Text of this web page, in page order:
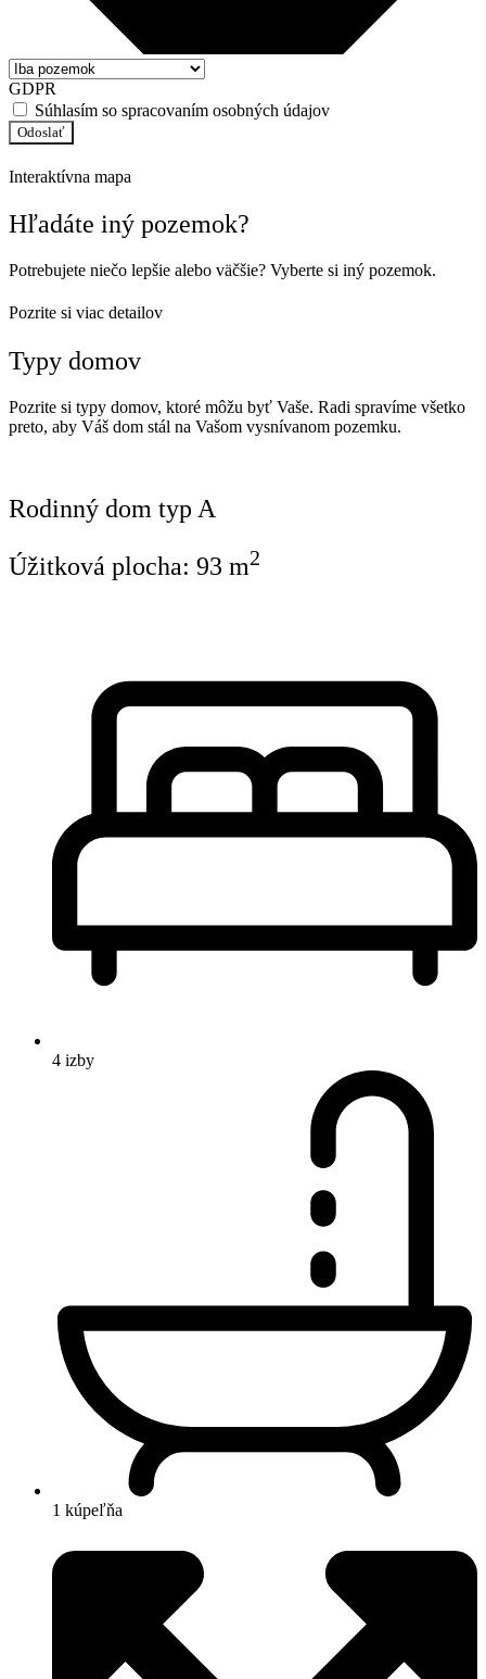
GDPR
Súhlasím so spracovaním osobných údajov
Odoslať
Interaktívna mapa
Hľadáte iný pozemok?
Potrebujete niečo lepšie alebo väčšie? Vyberte si iný pozemok.
Pozrite si viac detailov
Typy domov
Pozrite si typy domov, ktoré môžu byť Vaše. Radi spravíme všetko
preto, aby Váš dom stál na Vašom vysnívanom pozemku.
Rodinný dom typ A
Úžitková plocha: 93 m2
4 izby
1 kúpeľňa